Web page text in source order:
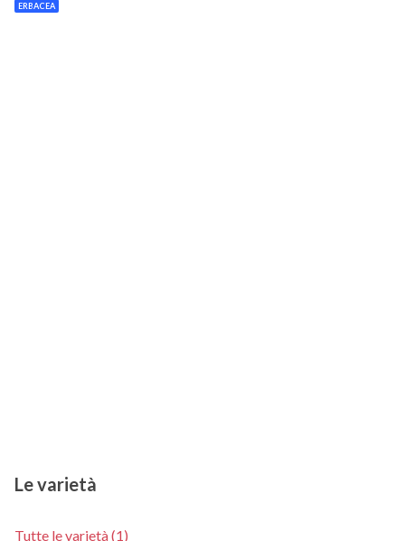
ERBACEA
Le varietà
Tutte le varietà (1)